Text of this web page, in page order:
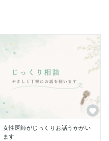
）を掲載しておりま
ます。
776053
しております。
は育児を中心に生活し
のかな」
女性医師がじっくりお話うかがい
ます